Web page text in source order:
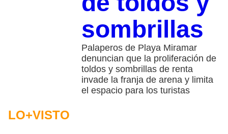
sombrillas
Palaperos de Playa Miramar
denuncian que la proliferación de
toldos y sombrillas de renta
invade la franja de arena y limita
el espacio para los turistas
LO+VISTO